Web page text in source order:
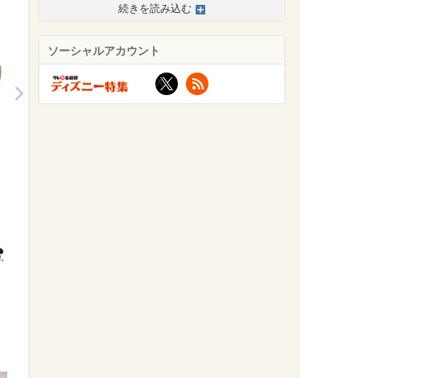
>
続きを読み込む
ソーシャルアカウント
X